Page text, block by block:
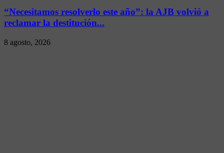
“Necesitamos resolverlo este año”: la AJB volvió a
reclamar la destitución...
8 agosto, 2026